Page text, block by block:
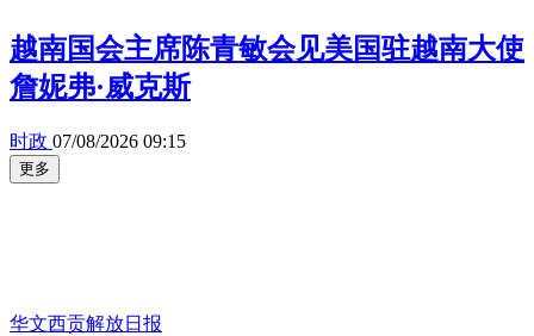
越南国会主席陈青敏会见美国驻越南大使
詹妮弗·威克斯
时政 07/08/2026 09:15
更多
华文西贡解放日报